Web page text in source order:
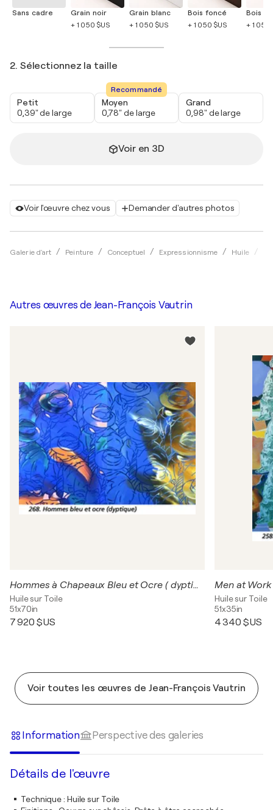
Voir l'œuvre chez vous Demander d'autres photos
Galerie d'art Peinture Conceptuel Expressionnisme Huile
Sans cadre
Grain noir
+ 1 050 $US
Grain blanc
+ 1 050 $US
Bois foncé
+ 1 050 $US
Bois
+ 1 050
2. Sélectionnez la taille
Petit
0,39" de large
Recommandé
Moyen
0,78" de large
Grand
0,98" de large
Voir en 3D
Autres œuvres de Jean-François Vautrin
Hommes à Chapeaux Bleu et Ocre ( dyptique )
Huile sur Toile
51x70in
7 920 $US
Men at Work
Huile sur Toile
51x35in
4 340 $US
Voir toutes les œuvres de Jean-François Vautrin
Information Perspective des galeries
Détails de l'œuvre
Technique: Huile sur Toile